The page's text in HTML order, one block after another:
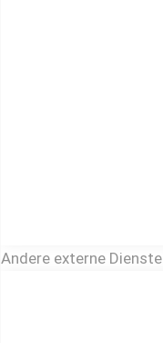
Andere externe Dienste